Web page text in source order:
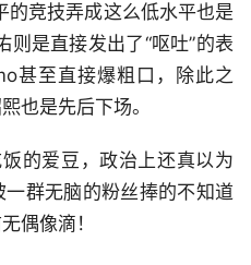
的竞技弄成这么低水平也是
则是直接发出了“呕吐”的表
甚至直接爆粗口，除此之
也是先后下场。
的爱豆，政治上还真以为
群无脑的粉丝捧的不知道
偶像滴！